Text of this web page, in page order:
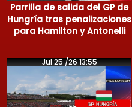
Parrilla de salida del GP de
Hungría tras penalizaciones
para Hamilton y Antonelli
Jul 25 /26 13:55